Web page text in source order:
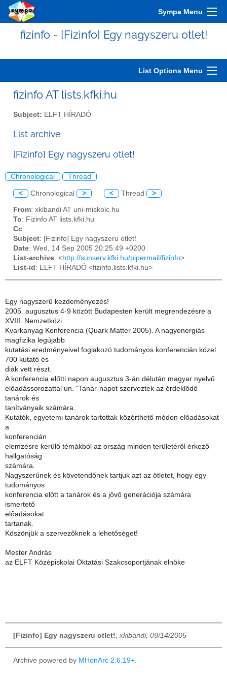
Sympa Menu
fizinfo - [Fizinfo] Egy nagyszeru otlet!
List Options Menu
fizinfo AT lists.kfki.hu
Subject: ELFT HÍRADÓ
List archive
[Fizinfo] Egy nagyszeru otlet!
Chronological Thread
< Chronological > < Thread >
From: xkibandi AT uni-miskolc.hu
To: Fizinfo AT lists.kfki.hu
Cc:
Subject: [Fizinfo] Egy nagyszeru otlet!
Date: Wed, 14 Sep 2005 20:25:49 +0200
List-archive: <http://sunserv.kfki.hu/pipermail/fizinfo>
List-id : ELFT HÍRADÓ <fizinfo.lists.kfki.hu>
Egy nagyszerű kezdeményezés!
2005. augusztus 4-9 között Budapesten került megrendezésre a
XVIII. Nemzetközi
Kvarkanyag Konferencia (Quark Matter 2005). A nagyenergiás
magfizika legújabb
kutatási eredményeivel foglakozó tudományos konferencián közel
700 kutató és
diák vett részt.
A konferencia előtti napon augusztus 3-án délután magyar nyelvű
előadássorozattal un. "Tanár-napot szerveztek az érdeklődő
tanárok és
tanítványaik számára.
Kutatók, egyetemi tanárok tartottak közérthető módon előadásokat
a
konferencián
elemzésre kerülő témákból az ország minden területéről érkező
hallgatóság
számára.
Nagyszerűnek és követendőnek tartjuk azt az ötletet, hogy egy
tudományos
konferencia előtt a tanárok és a jövő generációja számára
ismertető
előadásokat
tartanak.
Köszönjük a szervezőknek a lehetőséget!
Mester András
az ELFT Középiskolai Oktatási Szakcsoportjának elnöke
[Fizinfo] Egy nagyszeru otlet! xkibandi, 09/14/2005
Archive powered by MHonArc 2.6.19+